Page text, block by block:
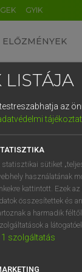
GYIK
ELŐZMÉNYEK
angol
fn
clavicle
collar-
jugulum
LISTÁJA
az
statisztikai sütiket
használatának
kattintott. Ezek
összesítettek és
a harmadik
a
1 szolgáltatás
DE CN FR ES IT
1 2 3
q w
a s d
í y